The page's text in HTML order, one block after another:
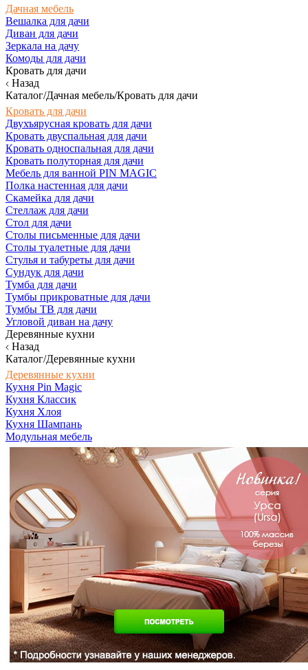
Дачная мебель
Вешалка для дачи
Диван для дачи
Зеркала на дачу
Комоды для дачи
Кровать для дачи
Назад
Каталог/Дачная мебель/Кровать для дачи
Кровать для дачи
Двухъярусная кровать для дачи
Кровать двуспальная для дачи
Кровать односпальная для дачи
Кровать полуторная для дачи
Мебель для ванной PIN MAGIC
Полка настенная для дачи
Скамейка для дачи
Стеллаж для дачи
Стол для дачи
Столы письменные для дачи
Столы туалетные для дачи
Стулья и табуреты для дачи
Сундук для дачи
Тумба для дачи
Тумбы прикроватные для дачи
Тумбы ТВ для дачи
Угловой диван на дачу
Деревянные кухни
Назад
Каталог/Деревянные кухни
Деревянные кухни
Кухня Pin Magic
Кухня Классик
Кухня Хлоя
Кухня Шампань
Модульная мебель